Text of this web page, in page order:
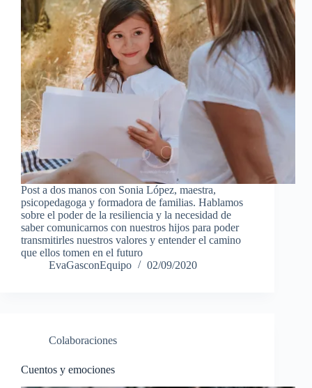
Post a dos manos con Sonia López, maestra,
psicopedagoga y formadora de familias. Hablamos
sobre el poder de la resiliencia y la necesidad de
saber comunicarnos con nuestros hijos para poder
transmitirles nuestros valores y entender el camino
que ellos tomen en el futuro
EvaGasconEquipo
02/09/2020
Colaboraciones
Cuentos y emociones